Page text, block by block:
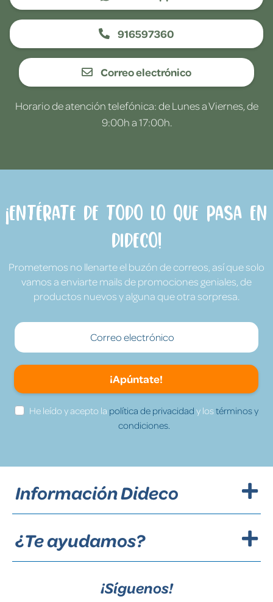
916597360
Correo electrónico
Horario de atención telefónica: de Lunes a Viernes, de
9:00h a 17:00h.
¡Entérate de todo lo que pasa en
Dideco!
Prometemos no llenarte el buzón de correos, así que solo
vamos a enviarte mails de promociones geniales, de
productos nuevos y alguna que otra sorpresa.
¡Apúntate!
He leído y acepto la política de privacidad y lostérminos y
condiciones.
Información Dideco
¿Te ayudamos?
¡Síguenos!